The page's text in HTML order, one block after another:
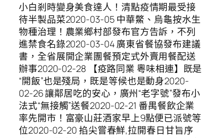
小白剎時變身美食達人！清點疫情期最受接
待半製品菜2020-03-05 中華鱉、烏龜按水生
物種治理！農業鄉村部發布官方告訴，不列
進禁食名錄2020-03-04 廣東省餐協發布建議
書，全省展開企業團餐預定式外賣用餐配送
辦事2020-02-28 【疫路同業 粵味相連】既是
“開飯”也是殘局，既是等候也是動身2020-
02-26 讓鄰居吃的安心，廣州“老字號”發布小
法式“無接觸”送餐2020-02-21 番禺餐飲企業
率先開市！富豪山莊酒家早上9點便已派號等
位2020-02-20 掐尖嘗春鮮,拉開春日甘旨序